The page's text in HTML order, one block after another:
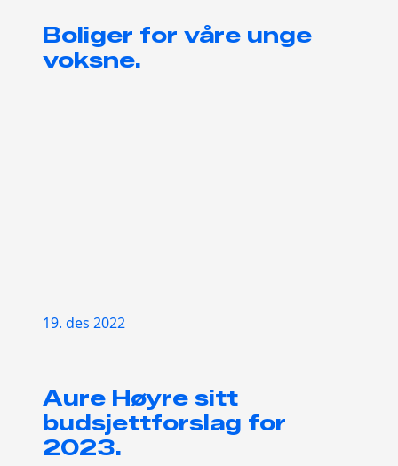
Boliger for våre unge
voksne.
19. des 2022
Aure Høyre sitt
budsjettforslag for
2023.